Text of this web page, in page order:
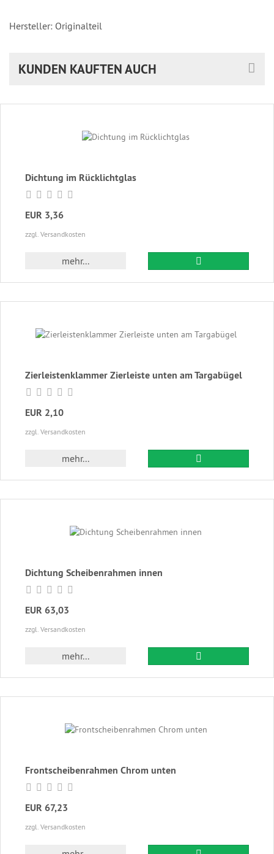
Hersteller: Originalteil
KUNDEN KAUFTEN AUCH
Dichtung im Rücklichtglas
EUR 3,36
zzgl. Versandkosten
mehr...
Zierleistenklammer Zierleiste unten am Targabügel
EUR 2,10
zzgl. Versandkosten
mehr...
Dichtung Scheibenrahmen innen
EUR 63,03
zzgl. Versandkosten
mehr...
Frontscheibenrahmen Chrom unten
EUR 67,23
zzgl. Versandkosten